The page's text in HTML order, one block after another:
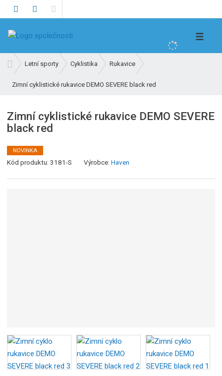
e
t
☰
v
o
í
s
r
a
Letní sporty Cyklistika Rukavice
Zimní cyklistické rukavice DEMO SEVERE black red
Zimní cyklistické rukavice DEMO SEVERE
black red
NOVINKA
Kód produktu:3181-S Výrobce:Haven